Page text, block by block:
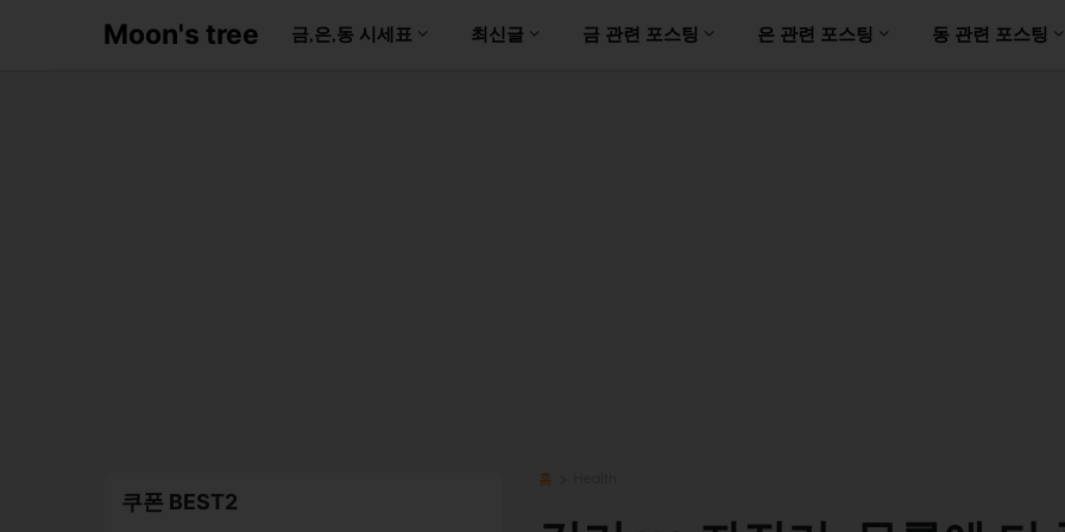
Moon's tree 금,은,동 시세표 최신글 금 관련 포스팅 은 관련 포스팅 동 관련 포스팅
홈
쿠폰 BEST2